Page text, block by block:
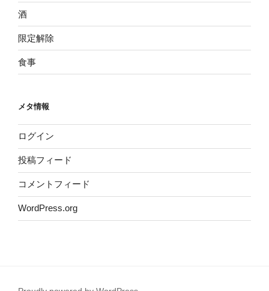
酒
限定解除
食事
メタ情報
ログイン
投稿フィード
コメントフィード
WordPress.org